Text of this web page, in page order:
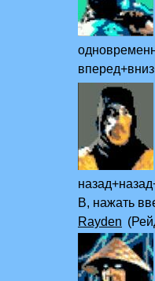
Scorpion
В, нажать
Rayden
что